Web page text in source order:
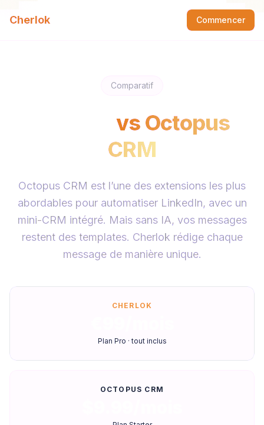
Cherlok Commencer
Comparatif
vs Octopus
CRM
Octopus CRM est l’une des extensions les plus
abordables pour automatiser LinkedIn, avec un
mini-CRM intégré. Mais sans IA, vos messages
restent des templates. Cherlok rédige chaque
message de manière unique.
CHERLOK
Plan Pro · tout inclus
OCTOPUS CRM